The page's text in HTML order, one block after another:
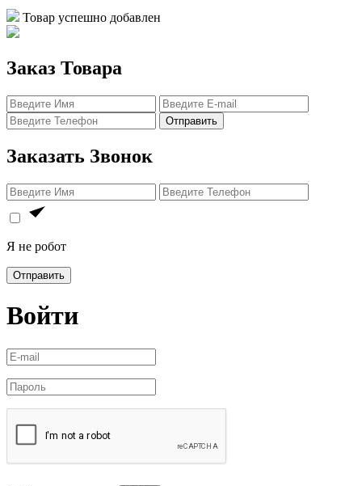
Товар успешно добавлен
Заказ Товара
Отправить
Заказать Звонок
Я не робот
Отправить
Войти